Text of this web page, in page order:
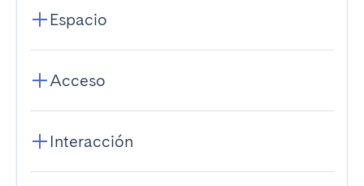
Espacio
Acceso
Interacción